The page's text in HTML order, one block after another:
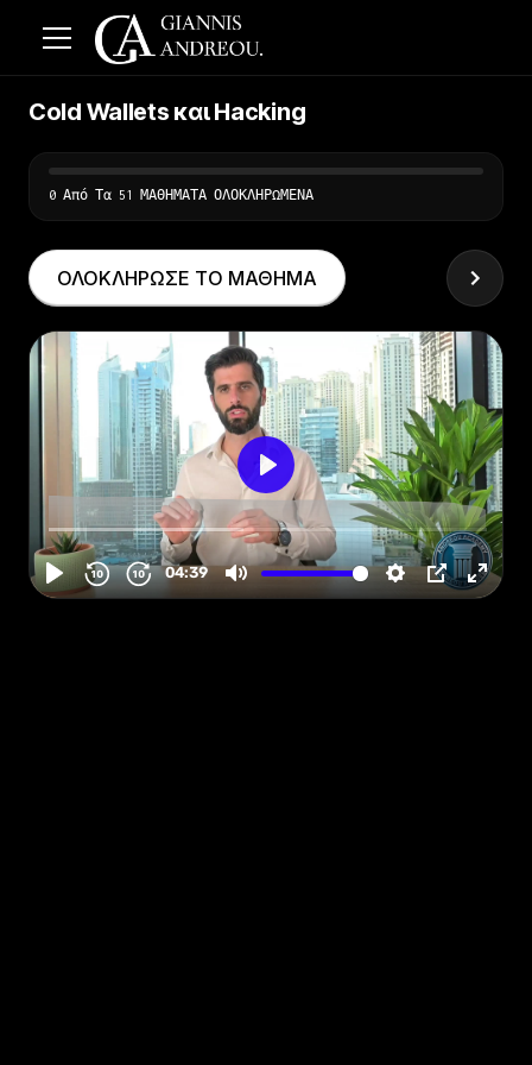
Cold Wallets και Hacking
0 Από Τα 51 ΜΑΘΗΜΑΤΑ ΟΛΟΚΛΗΡΩΜΕΝΑ
ΟΛΟΚΛΗΡΩΣΕ ΤΟ ΜΑΘΗΜΑ